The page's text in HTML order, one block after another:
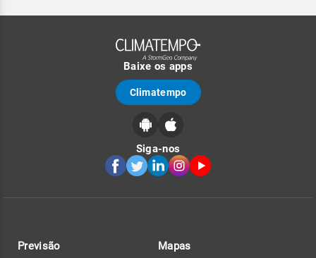
Baixe os apps
Climatempo
Siga-nos
Previsão Mapas